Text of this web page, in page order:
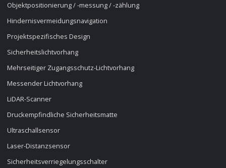
Objektpositionierung / -messung / -zählung
Hindernisvermeidungsnavigation
Projektspezifisches Design
Sicherheitslichtvorhang
Mehrseitiger Zugangsschutz-Lichtvorhang
Messender Lichtvorhang
LiDAR-Scanner
Druckempfindliche Sicherheitsmatte
Ultraschallsensor
Laser-Distanzsensor
Sicherheitsverriegelungsschalter